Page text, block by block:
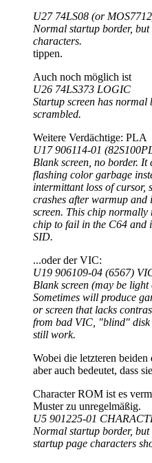
U27 74LS08 (or
Normal startup border,
characters.
tippen.
Auch noch möglich ist
U26 74LS373 LOGIC
Startup screen has normal
scrambled.
Weitere Verdächtige: PLA
U17 906114-01
Blank screen, no border. It
flashing color garbage
intermittant loss of cursor,
crashes after warmup
screen. This chip normally
chip to fail in the C64 and
SID.
...oder der VIC:
U19 906109-04 (6567)
Blank screen (may be
Sometimes will produce
or screen that lacks
from bad VIC, "blind" disk
still work.
Wobei die letzteren
aber auch bedeutet, dass
Character ROM ist es
Muster zu unregelmäßig.
U5 901225-01
Normal startup border,
startup page characters